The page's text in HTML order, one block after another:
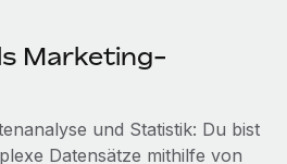
Marketing-
und Statistik: Du bist
Datensätze mithilfe von